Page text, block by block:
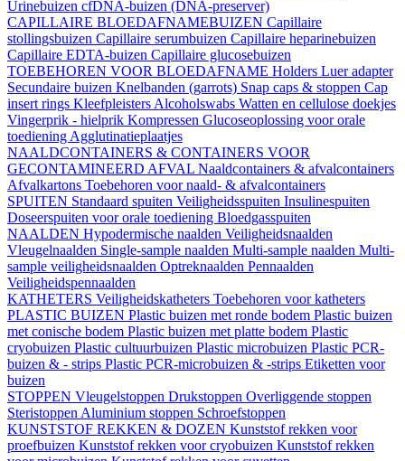
Urinebuizen cfDNA-buizen (DNA-preserver)
CAPILLAIRE BLOEDAFNAMEBUIZEN Capillaire
stollingsbuizen Capillaire serumbuizen Capillaire heparinebuizen
Capillaire EDTA-buizen Capillaire glucosebuizen
TOEBEHOREN VOOR BLOEDAFNAME Holders Luer adapter
Secundaire buizen Knelbanden (garrots) Snap caps & stoppen Cap
insert rings Kleefpleisters Alcoholswabs Watten en cellulose doekjes
Vingerprik - hielprik Kompressen Glucoseoplossing voor orale
toediening Agglutinatieplaatjes
NAALDCONTAINERS & CONTAINERS VOOR
GECONTAMINEERD AFVAL Naaldcontainers & afvalcontainers
Afvalkartons Toebehoren voor naald- & afvalcontainers
SPUITEN Standaard spuiten Veiligheidsspuiten Insulinespuiten
Doseerspuiten voor orale toediening Bloedgasspuiten
NAALDEN Hypodermische naalden Veiligheidsnaalden
Vleugelnaalden Single-sample naalden Multi-sample naalden Multi-
sample veiligheidsnaalden Optreknaalden Pennaalden
Veiligheidspennaalden
KATHETERS Veiligheidskatheters Toebehoren voor katheters
PLASTIC BUIZEN Plastic buizen met ronde bodem Plastic buizen
met conische bodem Plastic buizen met platte bodem Plastic
cryobuizen Plastic cultuurbuizen Plastic microbuizen Plastic PCR-
buizen & - strips Plastic PCR-microbuizen & -strips Etiketten voor
buizen
STOPPEN Vleugelstoppen Drukstoppen Overliggende stoppen
Steristoppen Aluminium stoppen Schroefstoppen
KUNSTSTOF REKKEN & DOZEN Kunststof rekken voor
proefbuizen Kunststof rekken voor cryobuizen Kunststof rekken